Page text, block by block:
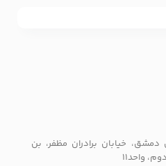
دمشق، خیابان برادران مظفر، بن